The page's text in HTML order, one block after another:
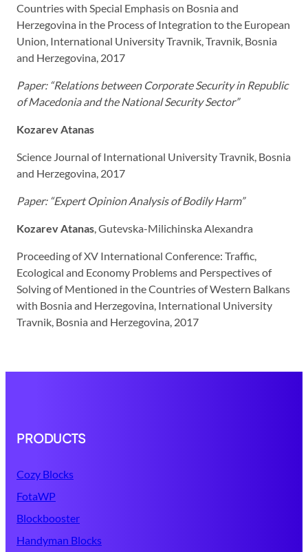
Countries with Special Emphasis on Bosnia and
Herzegovina in the Process of Integration to the European
Union, International University Travnik, Travnik, Bosnia
and Herzegovina, 2017
Paper: “Relations between Corporate Security in Republic
of Macedonia and the National Security Sector”
Kozarev Atanas
Science Journal of International University Travnik, Bosnia
and Herzegovina, 2017
Paper: “Expert Opinion Analysis of Bodily Harm”
Kozarev Atanas , Gutevska-Milichinska Alexandra
Proceeding of XV International Conference: Traffic,
Ecological and Economy Problems and Perspectives of
Solving of Mentioned in the Countries of Western Balkans
with Bosnia and Herzegovina, International University
Travnik, Bosnia and Herzegovina, 2017
PRODUCTS
Cozy Blocks
FotaWP
Blockbooster
Handyman Blocks